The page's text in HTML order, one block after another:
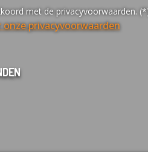
met de privacyvoorwaarden.
onze privacyvoorwaarden